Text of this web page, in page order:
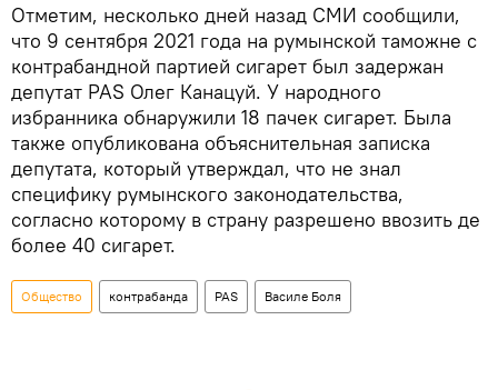
Отметим, несколько дней назад СМИ сообщили,
что 9 сентября 2021 года на румынской таможне с
контрабандной партией сигарет был задержан
депутат PAS Олег Канацуй. У народного
избранника обнаружили 18 пачек сигарет. Была
также опубликована объяснительная записка
депутата, который утверждал, что не знал
специфику румынского законодательства,
согласно которому в страну разрешено ввозить де
более 40 сигарет.
Общество контрабанда PAS Василе Боля